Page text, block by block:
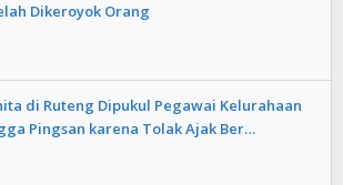
Dikeroyok Orang
di Ruteng Dipukul Pegawai Kelurahaan
Pingsan karena Tolak Ajak Ber…